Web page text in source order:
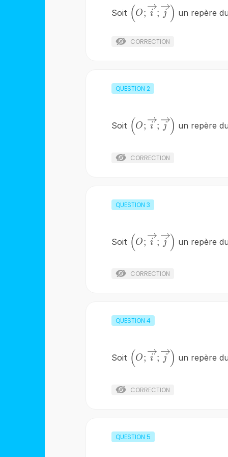
Soit
;\overrightarrow{j}
(O; i ; j ) un repère
CORRECTION
QUESTION 2
Soit
;\overrightarrow{j}
(O; i ; j ) un repère
CORRECTION
QUESTION 3
Soit
;\overrightarrow{j}
(O; i ; j ) un repère
CORRECTION
QUESTION 4
Soit
;\overrightarrow{j}
(O; i ; j ) un repère
CORRECTION
QUESTION 5